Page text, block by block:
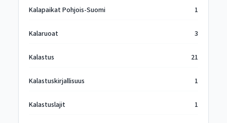
Kalapaikat Pohjois-Suomi 1
Kalaruoat 3
Kalastus 21
Kalastuskirjallisuus 1
Kalastuslajit 1